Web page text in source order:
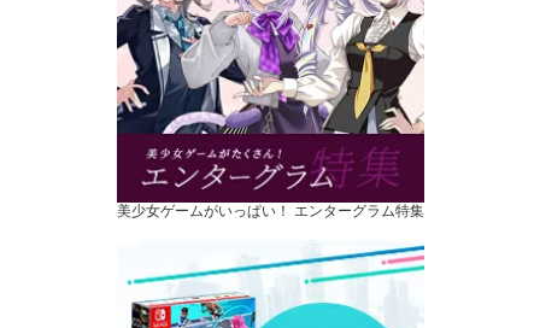
美少女ゲームがいっぱい！ エンターグラム特集